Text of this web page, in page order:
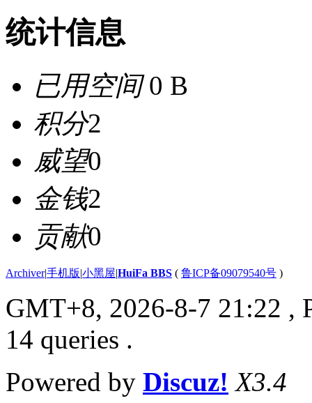
统计信息
已用空间0 B
积分2
威望0
金钱2
贡献0
Archiver|手机版|小黑屋|HuiFa BBS ( 鲁ICP备09079540号 )
GMT+8, 2026-8-7 21:22 ,
14 queries .
Powered by Discuz! X3.4